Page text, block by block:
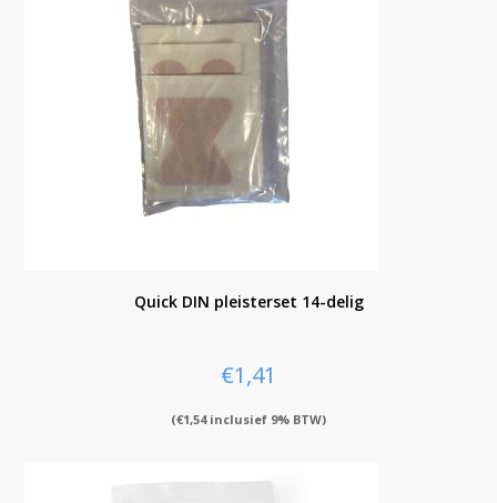
Quick DIN pleisterset 14-delig
€1,41
(€1,54inclusief 9% BTW)